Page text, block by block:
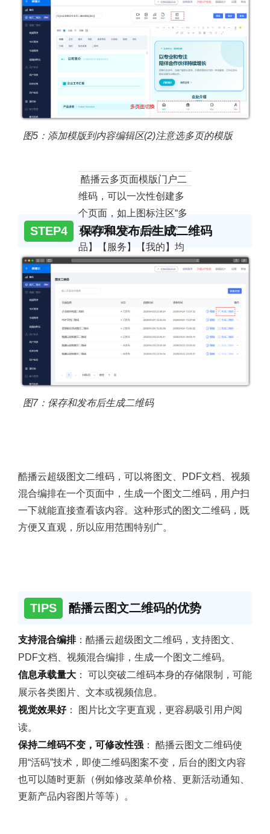
图5： 添加模版到内容编辑区(2)注意选多页的模版
酷播云多页面模版门户二
维码，可以一次性创建多
个页面，如上图标注区“多
页面切换”区，点选【产
品】【服务】【我的】均
可以添加不同的内容，自
STEP4 保存和发布后生成二维码
图7：保存和发布后生成二维码
酷播云超级图文二维码，可以将图文、PDF文档、视频
混合编排在一个页面中，生成一个图文二维码，用户扫
一下就能直接查看该内容。这种形式的图文二维码，既
方便又直观，所以应用范围特别广。
TIPS 酷播云图文二维码的优势
支持混合编排：酷播云超级图文二维码，支持图文、
PDF文档、视频混合编排，生成一个图文二维码。
信息承载量大 ： 可以突破二维码本身的存储限制，可能
展示各类图片、文本或视频信息。
视觉效果好： 图片比文字更直观，更容易吸引用户阅
读。
保持二维码不变，可修改性强 ： 酷播云图文二维码使
用“活码”技术，即使二维码图案不变，后台的图文内容
也可以随时更新（例如修改菜单价格、更新活动通知、
更新产品内容图片等等）。